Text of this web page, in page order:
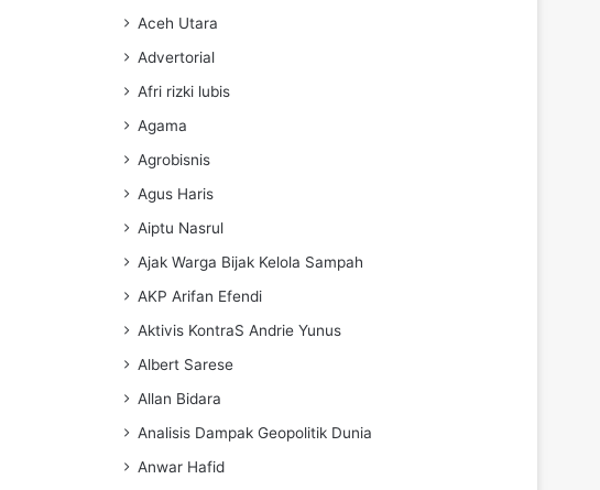
Aceh Utara
Advertorial
Afri rizki lubis
Agama
Agrobisnis
Agus Haris
Aiptu Nasrul
Ajak Warga Bijak Kelola Sampah
AKP Arifan Efendi
Aktivis KontraS Andrie Yunus
Albert Sarese
Allan Bidara
Analisis Dampak Geopolitik Dunia
Anwar Hafid